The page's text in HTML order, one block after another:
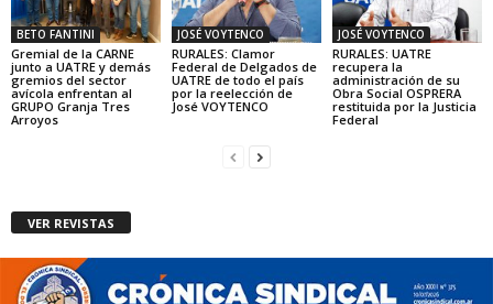
BETO FANTINI
Gremial de la CARNE
junto a UATRE y demás
gremios del sector
avícola enfrentan al
GRUPO Granja Tres
Arroyos
JOSÉ VOYTENCO
RURALES: Clamor
Federal de Delgados de
UATRE de todo el país
por la reelección de
José VOYTENCO
JOSÉ VOYTENCO
RURALES: UATRE
recupera la
administración de su
Obra Social OSPRERA
restituida por la Justicia
Federal
VER REVISTAS